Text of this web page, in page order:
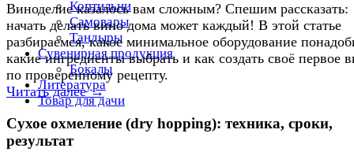
Коптильни
Самовары
Тандыры
Сувенирная продукция
Бокалы
Литература
Товар для дачи
Виноделие казалось вам сложным? Спешим рассказать:
начать делать вино дома может каждый! В этой статье
разбираемся, какое минимальное оборудование
какие ингредиенты выбрать и как создать своё первое
по проверенному рецепту.
Читать далее →
Сухое охмеление (dry hopping): техника, сроки,
результат